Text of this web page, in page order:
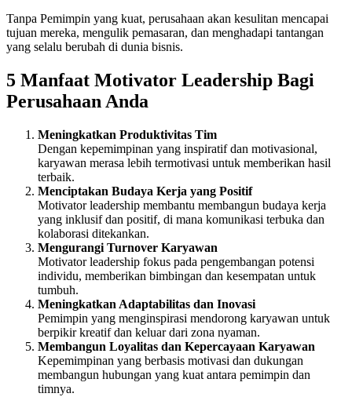
Tanpa Pemimpin yang kuat, perusahaan akan kesulitan mencapai
tujuan mereka, mengulik pemasaran, dan menghadapi tantangan
yang selalu berubah di dunia bisnis.
5 Manfaat Motivator Leadership Bagi
Perusahaan Anda
Meningkatkan Produktivitas Tim
Dengan kepemimpinan yang inspiratif dan motivasional,
karyawan merasa lebih termotivasi untuk memberikan hasil
terbaik.
Menciptakan Budaya Kerja yang Positif
Motivator leadership membantu membangun budaya kerja
yang inklusif dan positif, di mana komunikasi terbuka dan
kolaborasi ditekankan.
Mengurangi Turnover Karyawan
Motivator leadership fokus pada pengembangan potensi
individu, memberikan bimbingan dan kesempatan untuk
tumbuh.
Meningkatkan Adaptabilitas dan Inovasi
Pemimpin yang menginspirasi mendorong karyawan untuk
berpikir kreatif dan keluar dari zona nyaman.
Membangun Loyalitas dan Kepercayaan Karyawan
Kepemimpinan yang berbasis motivasi dan dukungan
membangun hubungan yang kuat antara pemimpin dan
timnya.